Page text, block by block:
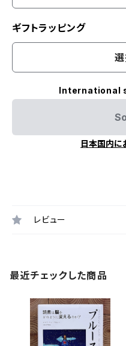
ギフトラッピング
International
日本国内に
レビュー
最近チェックした商品